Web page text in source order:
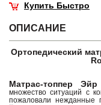
Купить Быстро
ОПИСАНИЕ
Ортопедический
Матрас-топпер Эйр
множество ситуаций с
пожаловали нежданные